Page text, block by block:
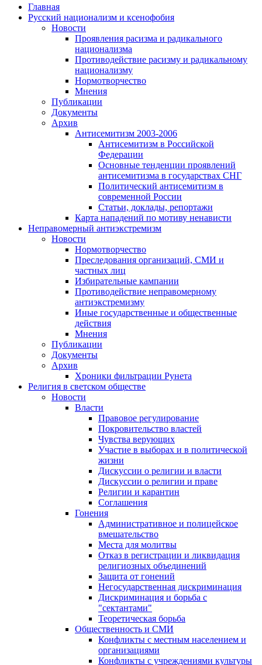
Главная
Русский национализм и ксенофобия
Новости
Проявления расизма и радикального
национализма
Противодействие расизму и радикальному
национализму
Нормотворчество
Мнения
Публикации
Документы
Архив
Антисемитизм 2003-2006
Антисемитизм в Российской
Федерации
Основные тенденции проявлений
антисемитизма в государствах СНГ
Политический антисемитизм в
современной России
Статьи, доклады, репортажи
Карта нападений по мотиву ненависти
Неправомерный антиэкстремизм
Новости
Нормотворчество
Преследования организаций, СМИ и
частных лиц
Избирательные кампании
Противодействие неправомерному
антиэкстремизму
Иные государственные и общественные
действия
Мнения
Публикации
Документы
Архив
Хроники фильтрации Рунета
Религия в светском обществе
Новости
Власти
Правовое регулирование
Покровительство властей
Чувства верующих
Участие в выборах и в политической
жизни
Дискуссии о религии и власти
Дискуссии о религии и праве
Религии и карантин
Соглашения
Гонения
Административное и полицейское
вмешательство
Места для молитвы
Отказ в регистрации и ликвидация
религиозных объединений
Защита от гонений
Негосударственная дискриминация
Дискриминация и борьба с
"сектантами"
Теоретическая борьба
Общественность и СМИ
Конфликты с местным населением и
организациями
Конфликты с учреждениями культуры